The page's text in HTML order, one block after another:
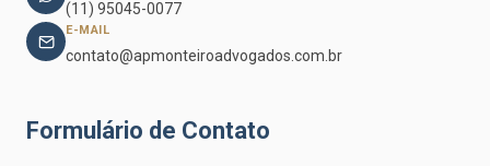
(11) 95045-0077
E-MAIL
contato@apmonteiroadvogados.com.br
Formulário de Contato